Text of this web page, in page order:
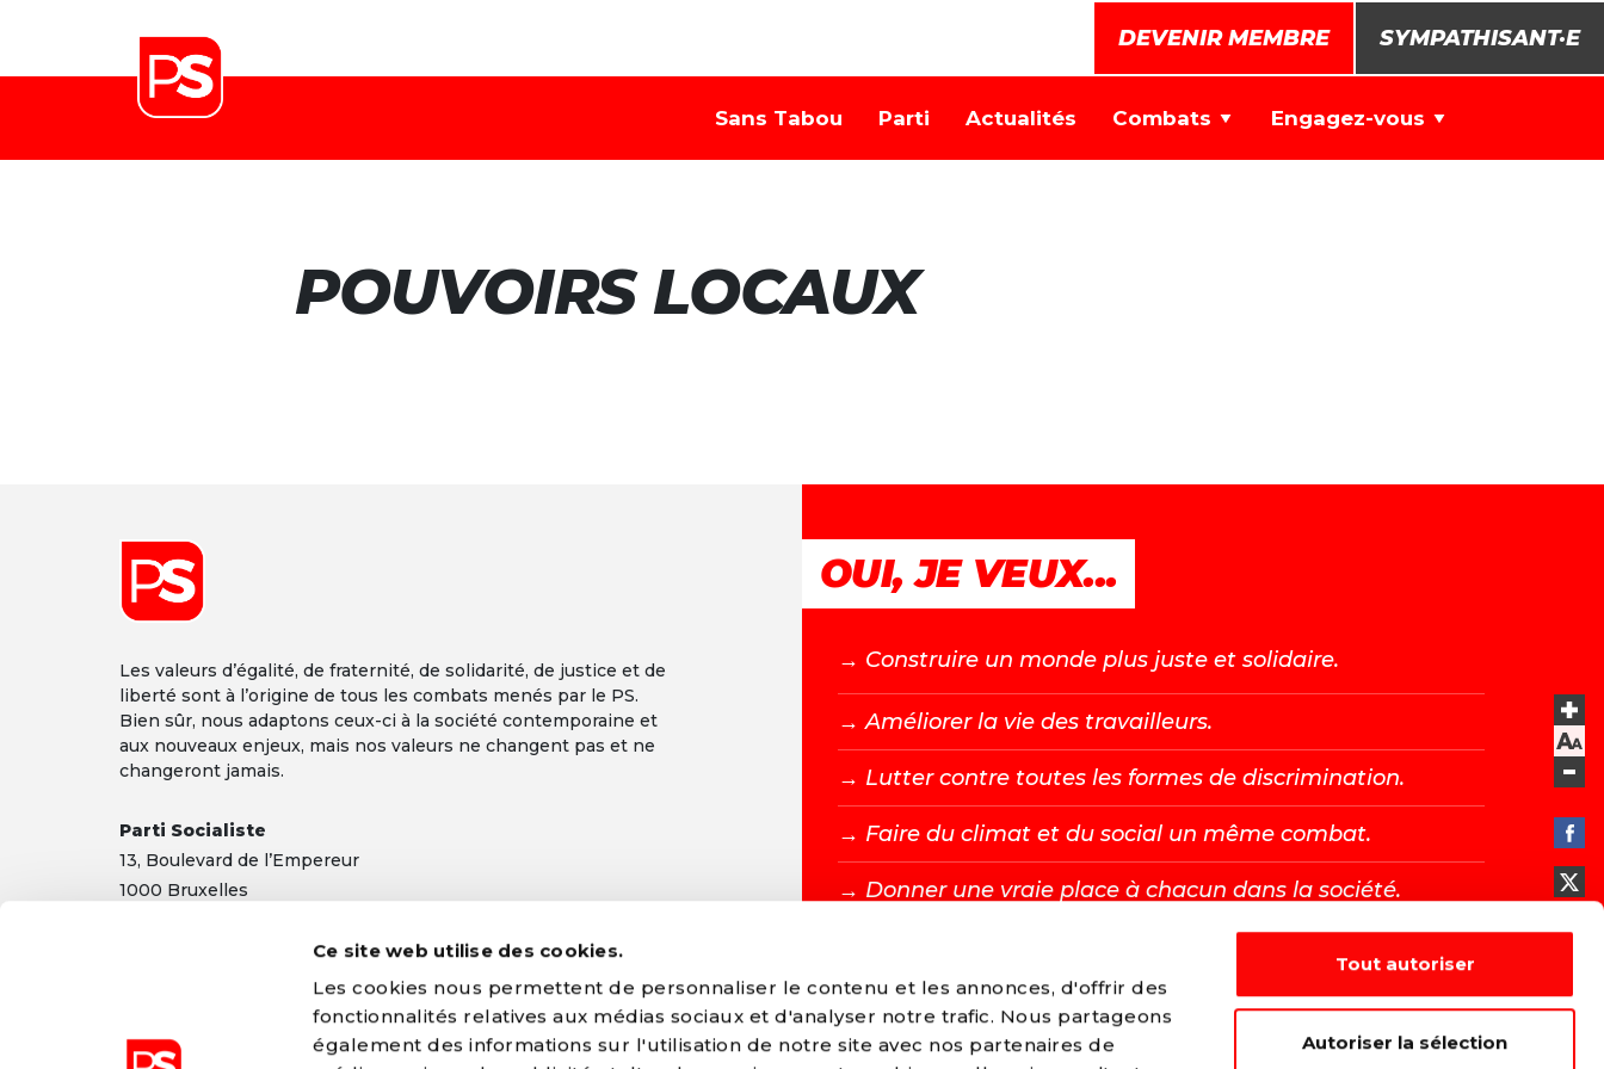
Ce site web utilise des cookies.
Les cookies nous permettent de personnaliser le contenu et les annonces, d'offrir des
fonctionnalités relatives aux médias sociaux et d'analyser notre trafic. Nous partageons
également des informations sur l'utilisation de notre site avec nos partenaires de
Tout autoriser
Autoriser la sélection
DEVENIR MEMBRE SYMPATHISANT·E
Sans Tabou Parti Actualités Combats Engagez-vous
Font size
-
POUVOIRS LOCAUX
Les valeurs d’égalité, de fraternité, de solidarité, de justice et de
liberté sont à l’origine de tous les combats menés par le PS.
Bien sûr, nous adaptons ceux-ci à la société contemporaine et
aux nouveaux enjeux, mais nos valeurs ne changent pas et ne
changeront jamais.
Parti Socialiste
13, Boulevard de l’Empereur
1000 Bruxelles
Mentions légales |Confidentialité
OUI, JE VEUX...
→ Construire un monde plus juste et solidaire.
→ Améliorer la vie des travailleurs.
→ Lutter contre toutes les formes de discrimination.
→ Faire du climat et du social un même combat.
→ Donner une vraie place à chacun dans la société.
DEVENIR MEMBRE →